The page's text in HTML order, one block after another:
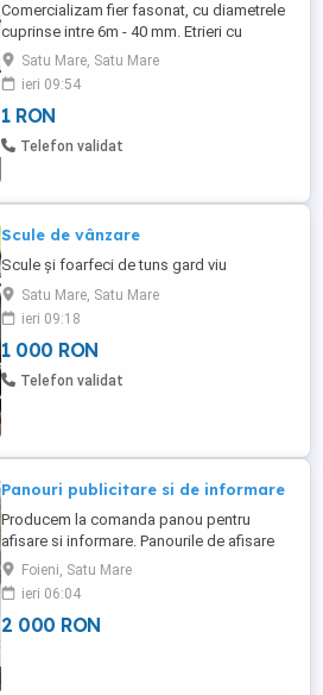
Comercializam fier fasonat, cu diametrele
cuprinse intre 6m - 40 mm. Etrieri cu
diametrele 6mm, 8mm, 10mm, cu
dimensiuni standard pe stoc.
Confectionam armatura conform
necesaruluu sau proiectului tehnic. La
cerere, se asigura si montaj in carcase.
Satu Mare, Satu Mare
ieri 09:54
1 RON
Telefon validat
Scule de vânzare
Scule și foarfeci de tuns gard viu
Satu Mare, Satu Mare
ieri 09:18
1 000 RON
Telefon validat
Panouri publicitare si de informare
Producem la comanda panou pentru
afisare si informare. Panourile de afisare
realizate din lemn masiv, sunt
componente ale mobilierului urban si se
pot instala in fata institutiilor publice,
monumentelor, pensiunilor. La cerere
Foieni, Satu Mare
ieri 06:04
2 000 RON